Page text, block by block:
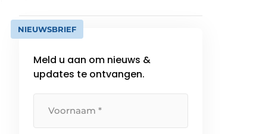
NIEUWSBRIEF
Meld u aan om nieuws &
updates te ontvangen.